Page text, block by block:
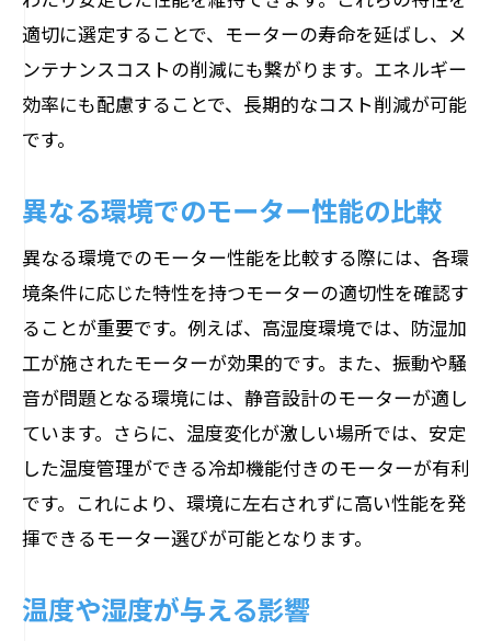
適切に選定することで、モーターの寿命を延ばし、メ
ンテナンスコストの削減にも繋がります。エネルギー
効率にも配慮することで、長期的なコスト削減が可能
です。
異なる環境でのモーター性能の比較
異なる環境でのモーター性能を比較する際には、各環
境条件に応じた特性を持つモーターの適切性を確認す
ることが重要です。例えば、高湿度環境では、防湿加
工が施されたモーターが効果的です。また、振動や騒
音が問題となる環境には、静音設計のモーターが適し
ています。さらに、温度変化が激しい場所では、安定
した温度管理ができる冷却機能付きのモーターが有利
です。これにより、環境に左右されずに高い性能を発
揮できるモーター選びが可能となります。
温度や湿度が与える影響